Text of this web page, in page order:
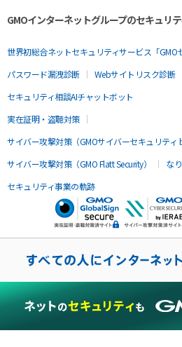
GMOインターネットグループのセキュリ
世界初総合ネットセキュリティサービス「GMO
パスワード漏洩診断
Webサイトリスク診断
セキュリティ相談AIチャットボット
実在証明・盗聴対策
サイバー攻撃対策（GMOサイバーセキュリティ
サイバー攻撃対策（GMO Flatt Security）
な
セキュリティ事業の軌跡